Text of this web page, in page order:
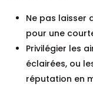
Ne pas laisser
pour une
Privilégier les
éclairées, ou
réputation en